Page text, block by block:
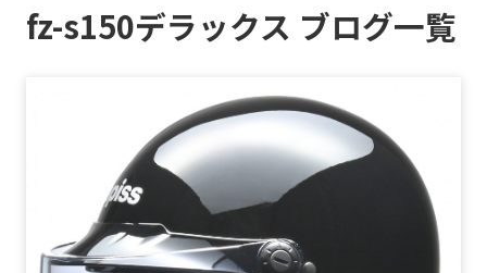
fz-s150デラックス ブログ一覧